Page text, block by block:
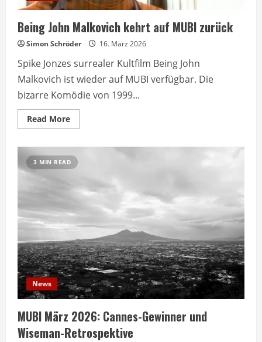
Being John Malkovich kehrt auf MUBI zurück
Simon Schröder 16. März 2026
Spike Jonzes surrealer Kultfilm Being John
Malkovich ist wieder auf MUBI verfügbar. Die
bizarre Komödie von 1999...
Read MoreRead
more
Malkovich
kehrt
zurück
3 MIN READ
News
MUBI März 2026: Cannes-Gewinner und
Wiseman-Retrospektive